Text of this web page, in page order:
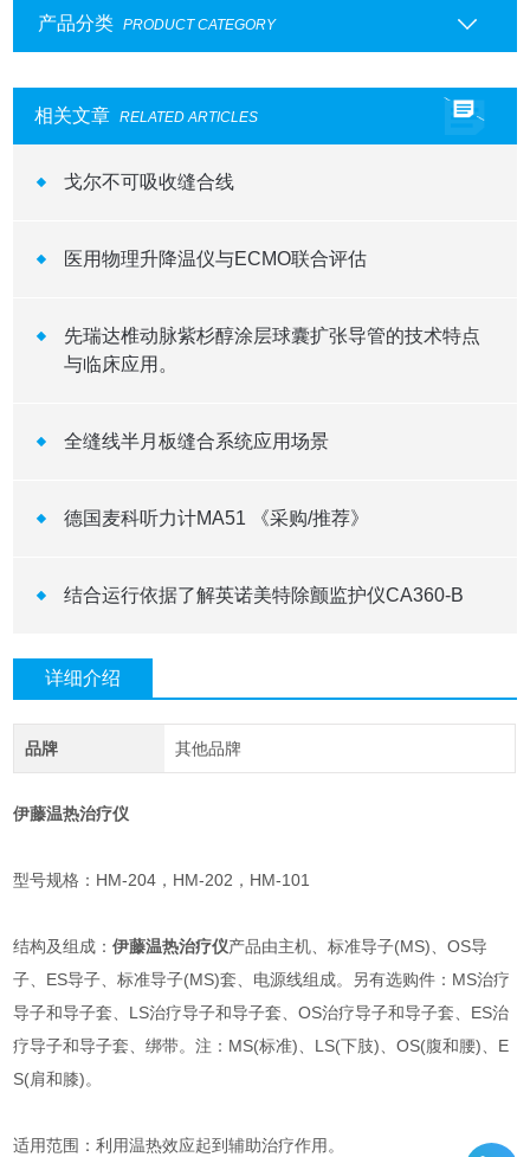
产品分类 PRODUCT CATEGORY
相关文章 RELATED ARTICLES
戈尔不可吸收缝合线
医用物理升降温仪与ECMO联合评估
先瑞达椎动脉紫杉醇涂层球囊扩张导管的技术特点
与临床应用。
全缝线半月板缝合系统应用场景
德国麦科听力计MA51 《采购/推荐》
结合运行依据了解英诺美特除颤监护仪CA360-B
详细介绍
品牌 其他品牌
伊藤温热治疗仪
型号规格：HM-204，HM-202，HM-101
结构及组成：伊藤温热治疗仪产品由主机、标准导子(MS)、OS导
子、ES导子、标准导子(MS)套、电源线组成。另有选购件：MS治疗
导子和导子套、LS治疗导子和导子套、OS治疗导子和导子套、ES治
疗导子和导子套、绑带。注：MS(标准)、LS(下肢)、OS(腹和腰)、E
S(肩和膝)。
适用范围：利用温热效应起到辅助治疗作用。